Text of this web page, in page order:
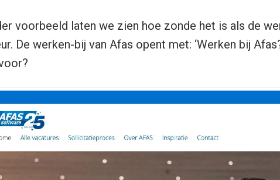
voorbeeld laten we zien hoe zonde het is als de
De werken-bij van Afas opent met: ‘Werken bij